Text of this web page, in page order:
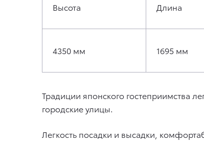
Высота Длина
4350 мм 1695 мм
Традиции японского гостеприимства
городские улицы.
Легкость посадки и высадки,